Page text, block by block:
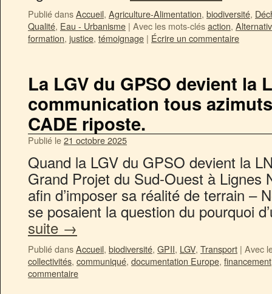
Publié dansAccueil, Agriculture-Alimentation, biodiversité,
Qualité, Eau - Urbanisme | Avec les mots-clésaction,
formation, justice, témoignage | Écrire un commentaire
La LGV du GPSO devient la
communication tous
CADE riposte.
Publié le21 octobre 2025
Quand la LGV du GPSO devient la
Grand Projet du Sud-Ouest à Lignes
afin d’imposer sa réalité de terrain –
se posaient la question du pourquoi
suite →
Publié dansAccueil, biodiversité, GPII, LGV, Transport | Avec
collectivités, communiqué, documentation Europe, financement
commentaire